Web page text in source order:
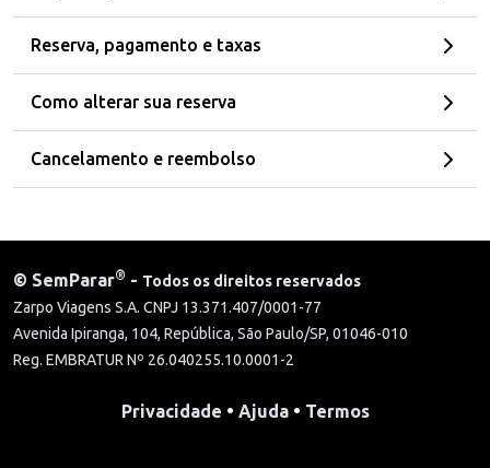
Reserva, pagamento e taxas
Como alterar sua reserva
Cancelamento e reembolso
© SemParar® - Todos os direitos reservados
Zarpo Viagens S.A. CNPJ 13.371.407/0001-77
Avenida Ipiranga, 104, República, São Paulo/SP, 01046-010
Reg. EMBRATUR Nº 26.040255.10.0001-2
Privacidade • Ajuda • Termos